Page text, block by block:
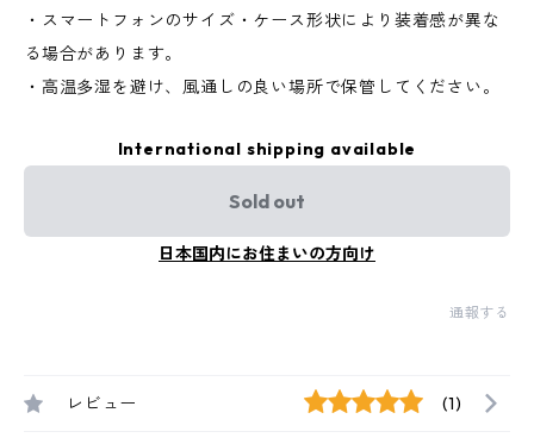
・スマートフォンのサイズ・ケース形状により装着感が異な
る場合があります。
・高温多湿を避け、風通しの良い場所で保管してください。
International shipping available
Sold out
日本国内にお住まいの方向け
通報する
レビュー (1)